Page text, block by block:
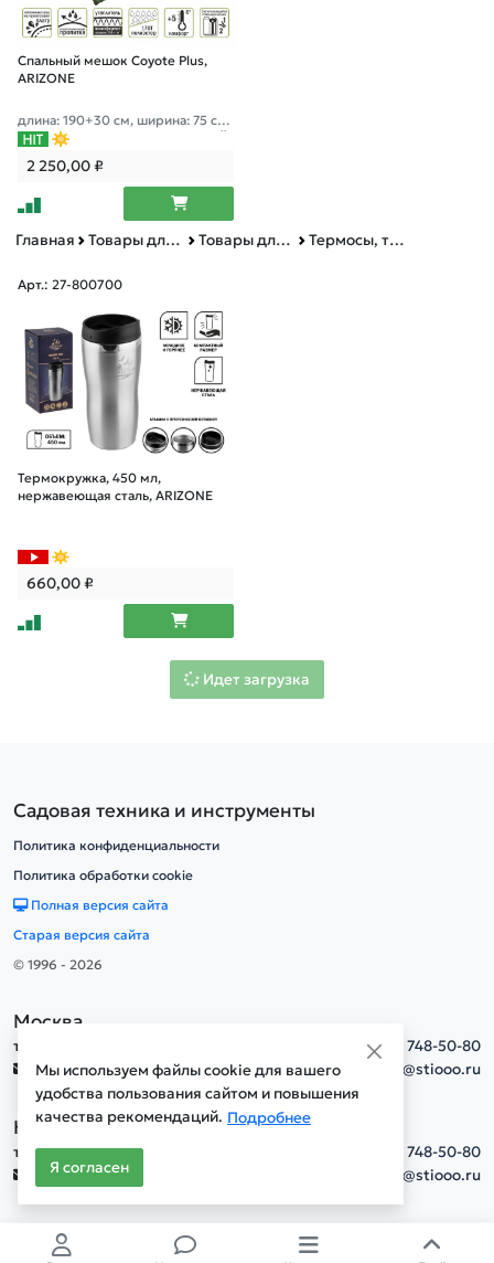
Спальный мешок Coyote Plus,
ARIZONE
длина: 190+30 см, ширина: 75 см,
состегивается, компрессионный
чехол
2 250,00₽
Главная Товары для дома Товары для туризма Термосы, термокружки
Арт.: 27-800700
Термокружка, 450 мл,
нержавеющая сталь, ARIZONE
660,00₽
Идет загрузка
Мы используем файлы cookie для вашего
удобства пользования сайтом и повышения
качества рекомендаций. Подробнее
Я согласен
Садовая техника и инструменты
Политика конфиденциальности
Политика обработки cookie
Полная версия сайта
Старая версия сайта
© 1996 - 2026
Москва
тел.
+7(495) 748-50-80
info@stiooo.ru
Новосибирск
тел.
+7(495) 748-50-80
info@stiooo.ru